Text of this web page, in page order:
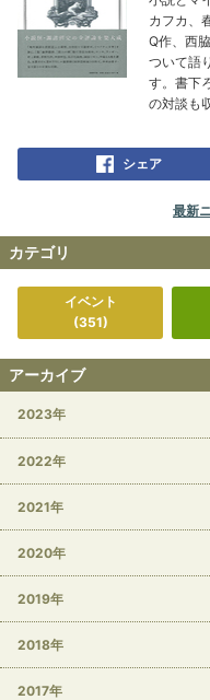
カフカ、
Q作、西
ついて語
す。書下
の対談も
シェア
最新
カテゴリ
イベント
(351)
アーカイブ
2023年
2022年
2021年
2020年
2019年
2018年
2017年